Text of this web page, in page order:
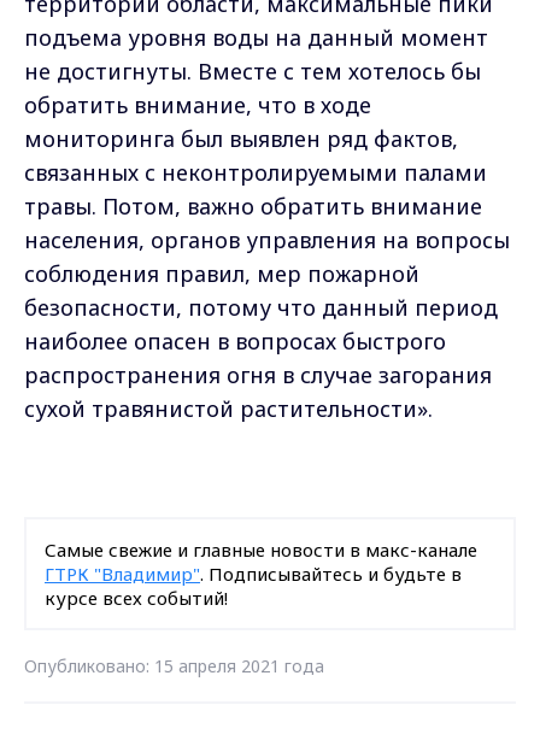
подъема уровня воды на данный момент
не достигнуты. Вместе с тем хотелось бы
обратить внимание, что в ходе
мониторинга был выявлен ряд фактов,
связанных с неконтролируемыми палами
травы. Потом, важно обратить внимание
населения, органов управления на вопросы
соблюдения правил, мер пожарной
безопасности, потому что данный период
наиболее опасен в вопросах быстрого
распространения огня в случае загорания
сухой травянистой растительности».
Самые свежие и главные новости в макс-канале
ГТРК "Владимир". Подписывайтесь и будьте в
курсе всех событий!
Опубликовано: 15 апреля 2021 года